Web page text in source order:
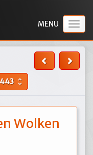
unfold_more
Wolken